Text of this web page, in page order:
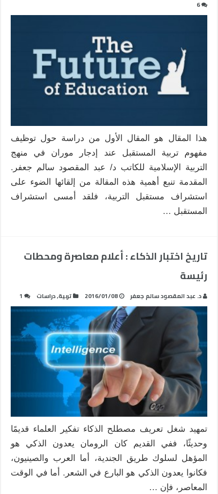
6
هذا المقال هو المقال الأول من دراسة حول توظيف
مفهوم تربية المستقبل عند إدجار موران في منهج
التربية الإسلامية للكاتب د/ عبد المقصود سالم جعفر.
المقدمة تنبع أهمية هذه المقالة من إلقائها الضوء على
استشراف مستقبل التربية، فلقد أمسى استشراف
المستقبل …
تاريخ اختبار الذكاء : أعلام معاصرة ومحطات
رئيسة
د. عبد المقصود سالم جعفر 2016/01/08 تربية,دراسات 1
تمهيد شغل تعريف مصطلح الذكاء تفكير العلماء قديمًا
وحديثًا، ففي القديم كان الرومان يعدون الذكي هو
المؤهل لسلوك طريق الجندية، أما العرب والصينيون،
فكانوا يعدون الذكي هو البارع في الشعر. أما في الوقت
المعاصر، فإن …